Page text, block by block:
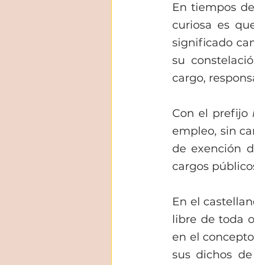
En tiempos
curiosa es
significado
su
cargo,
Con el prefijo
empleo, sin
de exención
cargos
En el
libre de toda
en el
sus dichos